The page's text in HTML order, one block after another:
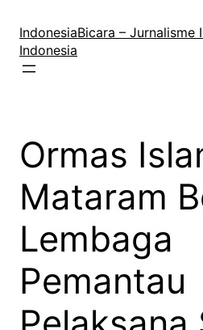
konten
IndonesiaBicara – Jurnalisme
Indonesia
Ormas
Mataram
Lembaga
Pemantau